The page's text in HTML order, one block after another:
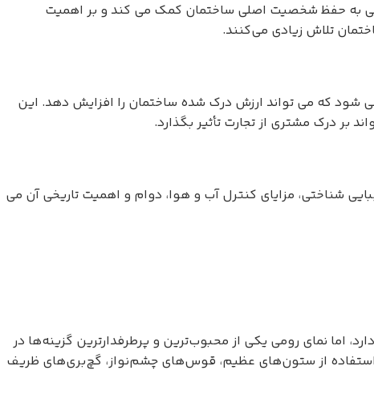
به حفظ شخصیت اصلی ساختمان کمک می کند و بر اهمیت
تلاش زیادی می‌کنند.
شود که می تواند ارزش درک شده ساختمان را افزایش دهد. این
بر درک مشتری از تجارت تأثیر بگذارد.
شناختی، مزایای کنترل آب و هوا، دوام و اهمیت تاریخی آن می
نمای رومی یکی از محبوب‌ترین و پرطرفدارترین گزینه‌ها در
استفاده از ستون‌های عظیم، قوس‌های چشم‌نواز، گچ‌بری‌های ظریف